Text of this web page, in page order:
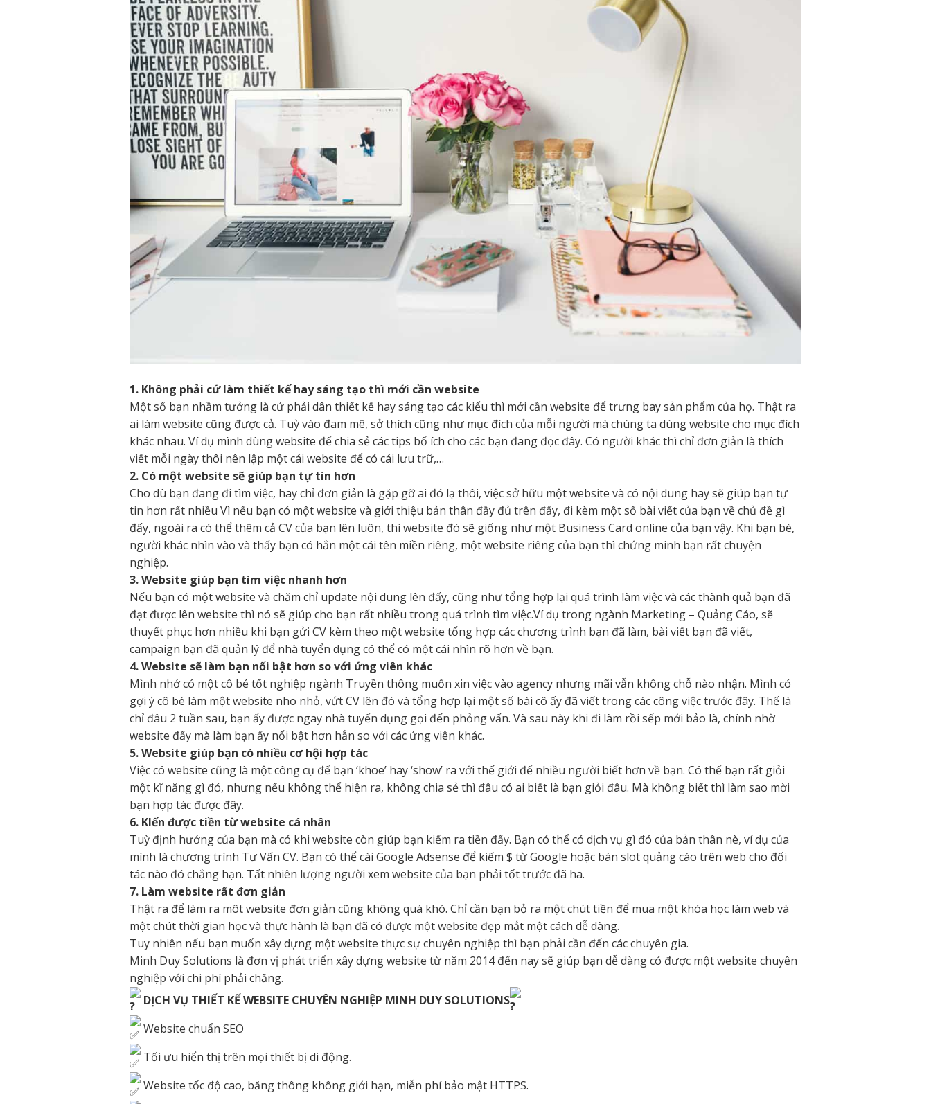
1. Không phải cứ làm thiết kế hay sáng tạo thì mới cần website
Một số bạn nhầm tưởng là cứ phải dân thiết kế hay sáng tạo các kiểu thì mới cần website để trưng bay sản phẩm của họ. Thật ra
ai làm website cũng được cả. Tuỳ vào đam mê, sở thích cũng như mục đích của mỗi người mà chúng ta dùng website cho mục đích
khác nhau. Ví dụ mình dùng website để chia sẻ các tips bổ ích cho các bạn đang đọc đây. Có người khác thì chỉ đơn giản là thích
viết mỗi ngày thôi nên lập một cái website để có cái lưu trữ,…
2. Có một website sẽ giúp bạn tự tin hơn
Cho dù bạn đang đi tìm việc, hay chỉ đơn giản là gặp gỡ ai đó lạ thôi, việc sở hữu một website và có nội dung hay sẽ giúp bạn tự
tin hơn rất nhiều Vì nếu bạn có một website và giới thiệu bản thân đầy đủ trên đấy, đi kèm một số bài viết của bạn về chủ đề gì
đấy, ngoài ra có thể thêm cả CV của bạn lên luôn, thì website đó sẽ giống như một Business Card online của bạn vậy. Khi bạn bè,
người khác nhìn vào và thấy bạn có hẳn một cái tên miền riêng, một website riêng của bạn thì chứng minh bạn rất chuyện
nghiệp.
3. Website giúp bạn tìm việc nhanh hơn
Nếu bạn có một website và chăm chỉ update nội dung lên đấy, cũng như tổng hợp lại quá trình làm việc và các thành quả bạn đã
đạt được lên website thì nó sẽ giúp cho bạn rất nhiều trong quá trình tìm việc.Ví dụ trong ngành Marketing – Quảng Cáo, sẽ
thuyết phục hơn nhiều khi bạn gửi CV kèm theo một website tổng hợp các chương trình bạn đã làm, bài viết bạn đã viết,
campaign bạn đã quản lý để nhà tuyển dụng có thể có một cái nhìn rõ hơn về bạn.
4. Website sẽ làm bạn nổi bật hơn so với ứng viên khác
Mình nhớ có một cô bé tốt nghiệp ngành Truyền thông muốn xin việc vào agency nhưng mãi vẫn không chỗ nào nhận. Mình có
gợi ý cô bé làm một website nho nhỏ, vứt CV lên đó và tổng hợp lại một số bài cô ấy đã viết trong các công việc trước đây. Thế là
chỉ đâu 2 tuần sau, bạn ấy được ngay nhà tuyển dụng gọi đến phỏng vấn. Và sau này khi đi làm rồi sếp mới bảo là, chính nhờ
website đấy mà làm bạn ấy nổi bật hơn hẳn so với các ứng viên khác.
5. Website giúp bạn có nhiều cơ hội hợp tác
Việc có website cũng là một công cụ để bạn ‘khoe’ hay ‘show’ ra với thế giới để nhiều người biết hơn về bạn. Có thể bạn rất giỏi
một kĩ năng gì đó, nhưng nếu không thể hiện ra, không chia sẻ thì đâu có ai biết là bạn giỏi đâu. Mà không biết thì làm sao mời
bạn hợp tác được đây.
6. KIến được tiền từ website cá nhân
Tuỳ định hướng của bạn mà có khi website còn giúp bạn kiếm ra tiền đấy. Bạn có thể có dịch vụ gì đó của bản thân nè, ví dụ của
mình là chương trình Tư Vấn CV. Bạn có thể cài Google Adsense để kiếm $ từ Google hoặc bán slot quảng cáo trên web cho đối
tác nào đó chẳng hạn. Tất nhiên lượng người xem website của bạn phải tốt trước đã ha.
7. Làm website rất đơn giản
Thật ra để làm ra môt website đơn giản cũng không quá khó. Chỉ cần bạn bỏ ra một chút tiền để mua một khóa học làm web và
một chút thời gian học và thực hành là bạn đã có được một website đẹp mắt một cách dễ dàng.
Tuy nhiên nếu bạn muốn xây dựng một website thực sự chuyên nghiệp thì bạn phải cần đến các chuyên gia.
Minh Duy Solutions là đơn vị phát triển xây dựng website từ năm 2014 đến nay sẽ giúp bạn dễ dàng có được một website chuyên
nghiệp với chi phí phải chăng.
DỊCH VỤ THIẾT KẾ WEBSITE CHUYÊN NGHIỆP MINH DUY SOLUTIONS
Website chuẩn SEO
Tối ưu hiển thị trên mọi thiết bị di động.
Website tốc độ cao, băng thông không giới hạn, miễn phí bảo mật HTTPS.